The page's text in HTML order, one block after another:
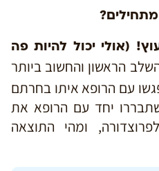
(אולי יכול להיות פה
הראשון והחשוב ביותר
עם הרופא איתו בחרתם
יחד עם הרופא את
ומהי התוצאה